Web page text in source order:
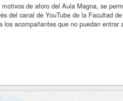
motivos de aforo del Aula Magna, se
del canal de YouTube de la Facultad
los acompañantes que no puedan entrar